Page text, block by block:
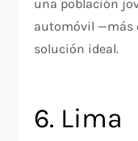
una población
automóvil —más
solución ideal.
6. Lima